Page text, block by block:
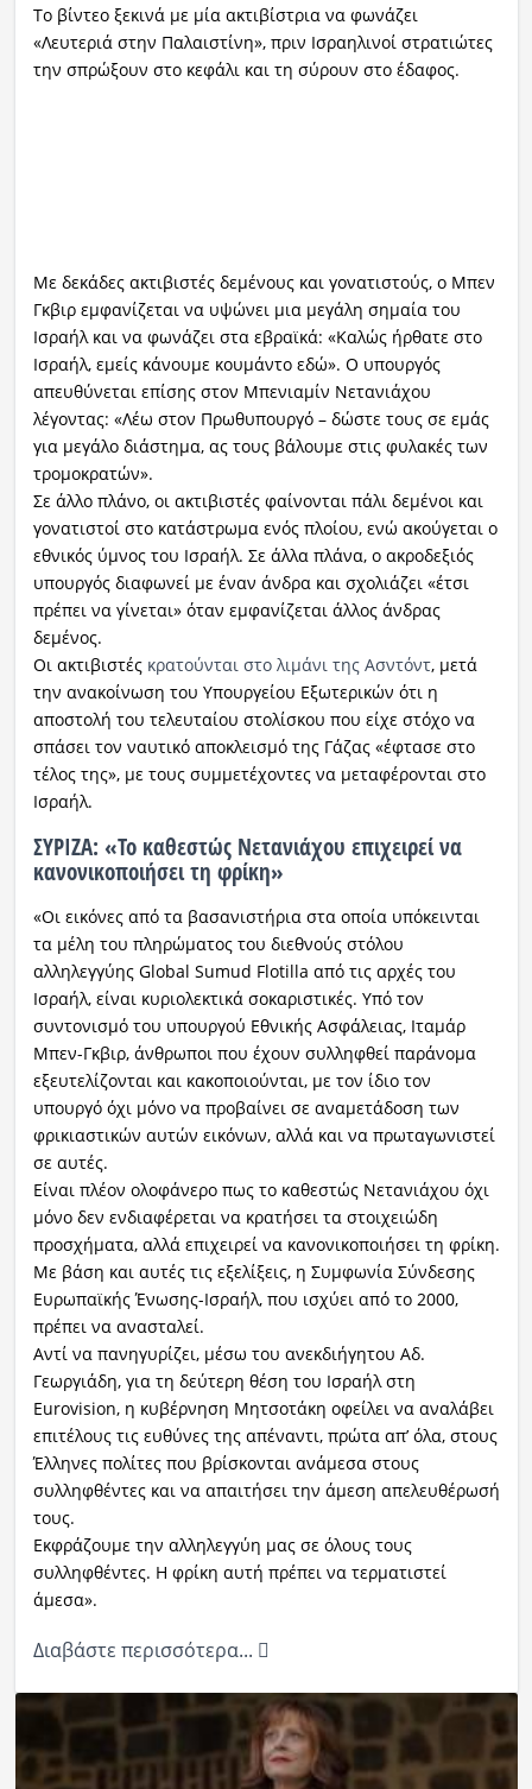
Το βίντεο ξεκινά με μία ακτιβίστρια να φωνάζει
«Λευτεριά στην Παλαιστίνη», πριν Ισραηλινοί στρατιώτες
την σπρώξουν στο κεφάλι και τη σύρουν στο έδαφος.
Με δεκάδες ακτιβιστές δεμένους και γονατιστούς, ο Μπεν
Γκβιρ εμφανίζεται να υψώνει μια μεγάλη σημαία του
Ισραήλ και να φωνάζει στα εβραϊκά: «Καλώς ήρθατε στο
Ισραήλ, εμείς κάνουμε κουμάντο εδώ». Ο υπουργός
απευθύνεται επίσης στον Μπενιαμίν Νετανιάχου
λέγοντας: «Λέω στον Πρωθυπουργό – δώστε τους σε εμάς
για μεγάλο διάστημα, ας τους βάλουμε στις φυλακές των
τρομοκρατών».
Σε άλλο πλάνο, οι ακτιβιστές φαίνονται πάλι δεμένοι και
γονατιστοί στο κατάστρωμα ενός πλοίου, ενώ ακούγεται ο
εθνικός ύμνος του Ισραήλ. Σε άλλα πλάνα, ο ακροδεξιός
υπουργός διαφωνεί με έναν άνδρα και σχολιάζει «έτσι
πρέπει να γίνεται» όταν εμφανίζεται άλλος άνδρας
δεμένος.
Οι ακτιβιστές κρατούνται στο λιμάνι της Ασντόντ, μετά
την ανακοίνωση του Υπουργείου Εξωτερικών ότι η
αποστολή του τελευταίου στολίσκου που είχε στόχο να
σπάσει τον ναυτικό αποκλεισμό της Γάζας «έφτασε στο
τέλος της», με τους συμμετέχοντες να μεταφέρονται στο
Ισραήλ.
ΣΥΡΙΖΑ: «Το καθεστώς Νετανιάχου επιχειρεί να
κανονικοποιήσει τη φρίκη»
«Οι εικόνες από τα βασανιστήρια στα οποία υπόκεινται
τα μέλη του πληρώματος του διεθνούς στόλου
αλληλεγγύης Global Sumud Flotilla από τις αρχές του
Ισραήλ, είναι κυριολεκτικά σοκαριστικές. Υπό τον
συντονισμό του υπουργού Εθνικής Ασφάλειας, Ιταμάρ
Μπεν-Γκβιρ, άνθρωποι που έχουν συλληφθεί παράνομα
εξευτελίζονται και κακοποιούνται, με τον ίδιο τον
υπουργό όχι μόνο να προβαίνει σε αναμετάδοση των
φρικιαστικών αυτών εικόνων, αλλά και να πρωταγωνιστεί
σε αυτές.
Είναι πλέον ολοφάνερο πως το καθεστώς Νετανιάχου όχι
μόνο δεν ενδιαφέρεται να κρατήσει τα στοιχειώδη
προσχήματα, αλλά επιχειρεί να κανονικοποιήσει τη φρίκη.
Με βάση και αυτές τις εξελίξεις, η Συμφωνία Σύνδεσης
Ευρωπαϊκής Ένωσης-Ισραήλ, που ισχύει από το 2000,
πρέπει να ανασταλεί.
Αντί να πανηγυρίζει, μέσω του ανεκδιήγητου Αδ.
Γεωργιάδη, για τη δεύτερη θέση του Ισραήλ στη
Eurovision, η κυβέρνηση Μητσοτάκη οφείλει να αναλάβει
επιτέλους τις ευθύνες της απέναντι, πρώτα απ’ όλα, στους
Έλληνες πολίτες που βρίσκονται ανάμεσα στους
συλληφθέντες και να απαιτήσει την άμεση απελευθέρωσή
τους.
Εκφράζουμε την αλληλεγγύη μας σε όλους τους
συλληφθέντες. Η φρίκη αυτή πρέπει να τερματιστεί
άμεσα».
Διαβάστε περισσότερα...